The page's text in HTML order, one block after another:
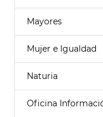
Mayores
Mujer e Igualdad
Naturia
Oficina